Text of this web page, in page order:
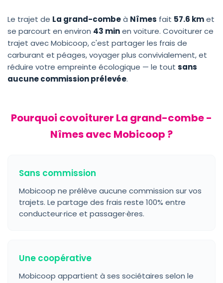
Le trajet de La grand-combeà Nîmes fait 57.6 kmet
se parcourt en environ 43 minen voiture. Covoiturer ce
trajet avec Mobicoop, c'est partager les frais de
carburant et péages, voyager plus convivialement, et
réduire votre empreinte écologique — le tout sans
aucune commission prélevée.
Pourquoi covoiturer La grand-combe -
Nîmes avec Mobicoop ?
Sans commission
Mobicoop ne prélève aucune commission sur vos
trajets. Le partage des frais reste 100% entre
conducteur·rice et passager·ères.
Une coopérative
Mobicoop appartient à ses sociétaires selon le